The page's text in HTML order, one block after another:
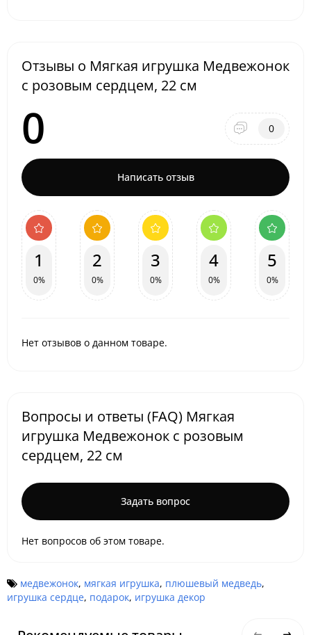
Отзывы о Мягкая игрушка Медвежонок
с розовым сердцем, 22 см
0 0
Написать отзыв
1
0%
2
0%
3
0%
4
0%
5
0%
Нет отзывов о данном товаре.
Вопросы и ответы (FAQ) Мягкая
игрушка Медвежонок с розовым
сердцем, 22 см
Задать вопрос
Нет вопросов об этом товаре.
медвежонок, мягкая игрушка, плюшевый медведь,
игрушка сердце, подарок, игрушка декор